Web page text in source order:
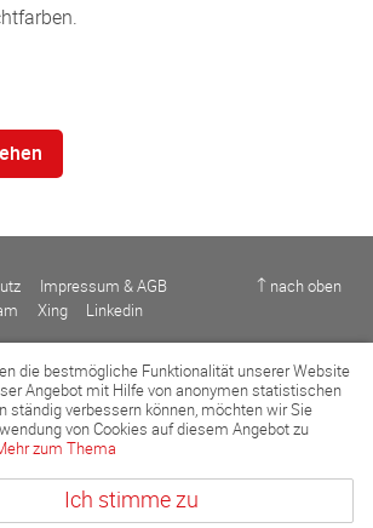
↑ nach oben
Impressum & AGB
Xing Linkedin
die bestmögliche Funktionalität unserer Website
Angebot mit Hilfe von anonymen statistischen
ständig verbessern können, möchten wir Sie
von Cookies auf diesem Angebot zu
zum Thema
Ich stimme zu